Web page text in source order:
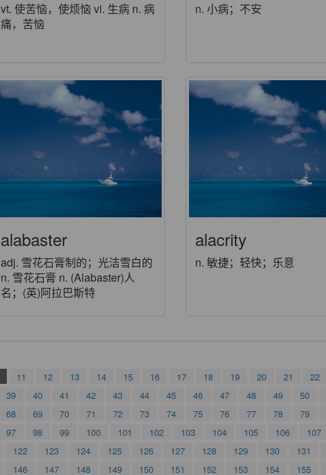
vt. 使苦恼，使烦恼 vi. 生病 n. 病
痛，苦恼
n. 小病；不安
alabaster
adj. 雪花石膏制的；光洁雪白的
n. 雪花石膏 n. (Alabaster)人
名；(英)阿拉巴斯特
alacrity
n. 敏捷；轻快；乐意
11 12 13 14 15 16 17 18 19 20 21 22
39 40 41 42 43 44 45 46 47 48 49 50
68 69 70 71 72 73 74 75 76 77 78 79
97 98 99 100 101 102 103 104 105 106 107
122 123 124 125 126 127 128 129 130 131
146 147 148 149 150 151 152 153 154 155